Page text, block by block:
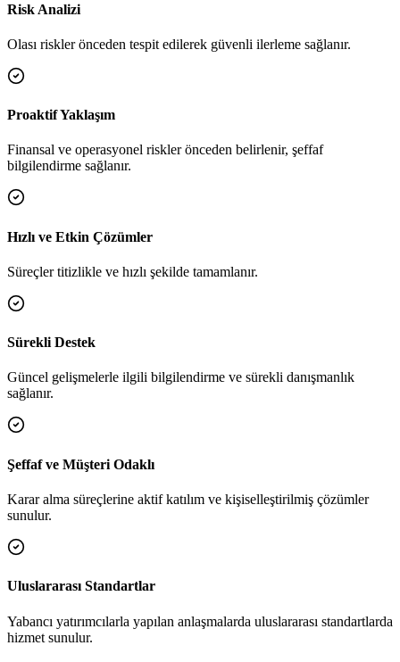
Risk Analizi
Olası riskler önceden tespit edilerek güvenli ilerleme sağlanır.
Proaktif Yaklaşım
Finansal ve operasyonel riskler önceden belirlenir, şeffaf
bilgilendirme sağlanır.
Hızlı ve Etkin Çözümler
Süreçler titizlikle ve hızlı şekilde tamamlanır.
Sürekli Destek
Güncel gelişmelerle ilgili bilgilendirme ve sürekli danışmanlık
sağlanır.
Şeffaf ve Müşteri Odaklı
Karar alma süreçlerine aktif katılım ve kişiselleştirilmiş çözümler
sunulur.
Uluslararası Standartlar
Yabancı yatırımcılarla yapılan anlaşmalarda uluslararası standartlarda
hizmet sunulur.